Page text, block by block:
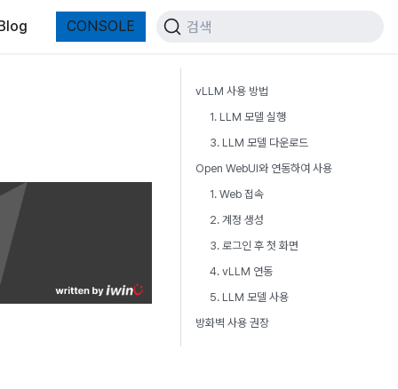
CONSOLE 검색
vLLM 사용 방법
1. LLM 모델 실행
3. LLM 모델 다운로드
Open WebUI와 연동하여 사용
1. Web 접속
2. 계정 생성
3. 로그인 후 첫 화면
4. vLLM 연동
5. LLM 모델 사용
방화벽 사용 권장